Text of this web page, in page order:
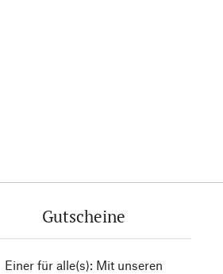
Gutscheine
Einer für alle(s): Mit unseren